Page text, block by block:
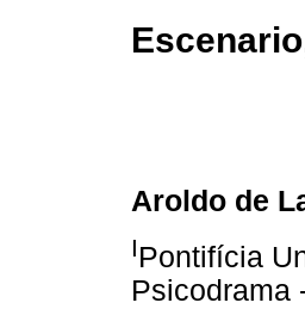
Aroldo de
IPontifícia
Psicodrama